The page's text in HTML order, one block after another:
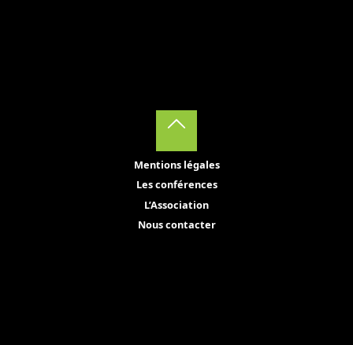
Mentions légales
Les conférences
L’Association
Nous contacter
Back
to
Top